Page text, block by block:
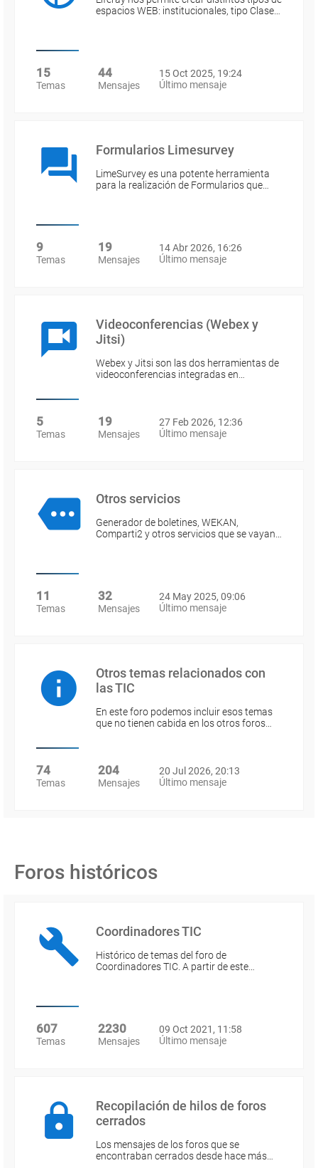
espacios WEB: institucionales, tipo Clase…
15
Temas
44
Mensajes
15 Oct 2025, 19:24
Último mensaje
Formularios Limesurvey
LimeSurvey es una potente herramienta
para la realización de Formularios que…
9
Temas
19
Mensajes
14 Abr 2026, 16:26
Último mensaje
Videoconferencias (Webex y
Jitsi)
Webex y Jitsi son las dos herramientas de
videoconferencias integradas en…
5
Temas
19
Mensajes
27 Feb 2026, 12:36
Último mensaje
Otros servicios
Generador de boletines, WEKAN,
Comparti2 y otros servicios que se vayan…
11
Temas
32
Mensajes
24 May 2025, 09:06
Último mensaje
Otros temas relacionados con
las TIC
En este foro podemos incluir esos temas
que no tienen cabida en los otros foros…
74
Temas
204
Mensajes
20 Jul 2026, 20:13
Último mensaje
Foros históricos
Coordinadores TIC
Histórico de temas del foro de
Coordinadores TIC. A partir de este…
607
Temas
2230
Mensajes
09 Oct 2021, 11:58
Último mensaje
Recopilación de hilos de foros
cerrados
Los mensajes de los foros que se
encontraban cerrados desde hace más…